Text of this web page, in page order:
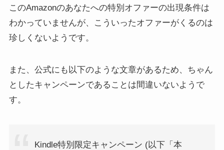
このAmazonのあなたへの特別オファーの出現条件は
わかっていませんが、こういったオファーがくるのは
珍しくないようです。
また、公式にも以下のような文章があるため、ちゃん
としたキャンペーンであることは間違いないようで
す。
Kindle特別限定キャンペーン (以下「本